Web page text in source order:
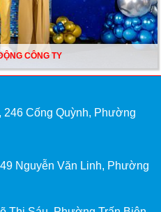
CÔNG TY
246 Cống Quỳnh, Phường
Nguyễn Văn Linh, Phường